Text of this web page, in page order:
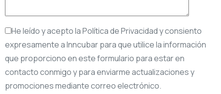
He leído y acepto la Política de Privacidad y consiento
expresamente a Inncubar para que utilice la información
que proporciono en este formulario para estar en
contacto conmigo y para enviarme actualizaciones y
promociones mediante correo electrónico.